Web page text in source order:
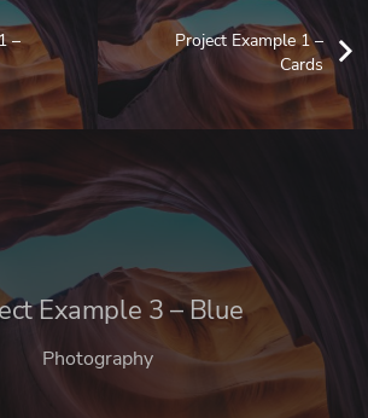
–
Project Example 1 –
Cards
Example 3 – Blue
Photography